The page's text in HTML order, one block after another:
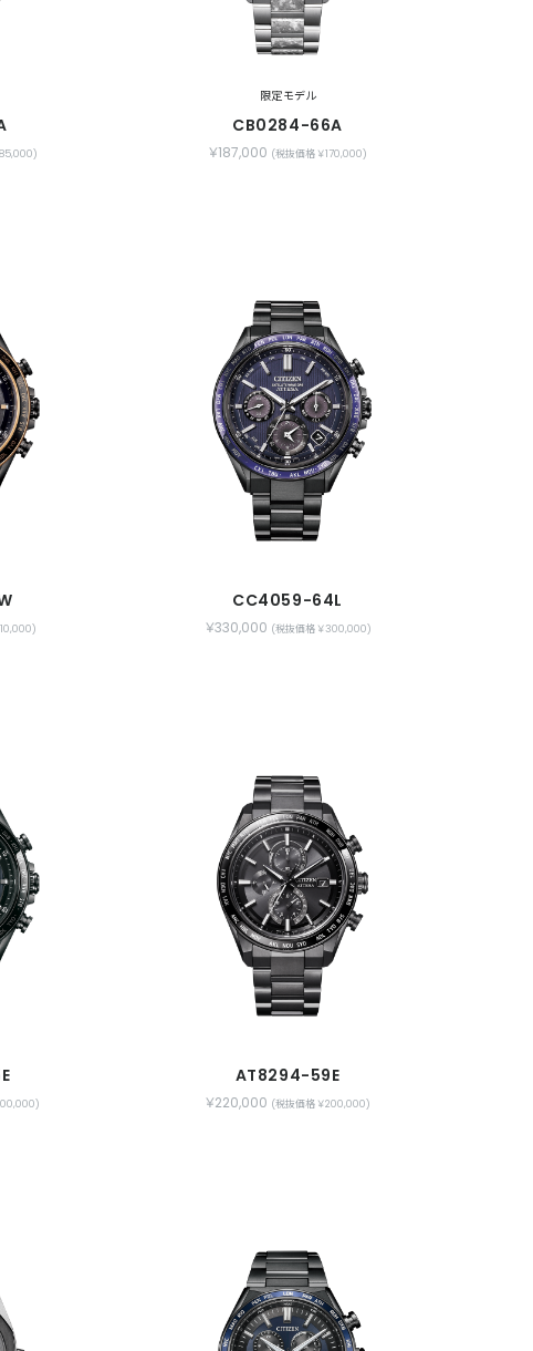
限定モデル
CB0284-66A
￥187,000 (税抜価格 ￥170,000)
CC4059-64L
￥330,000 (税抜価格 ￥300,000)
AT8294-59E
￥220,000 (税抜価格 ￥200,000)